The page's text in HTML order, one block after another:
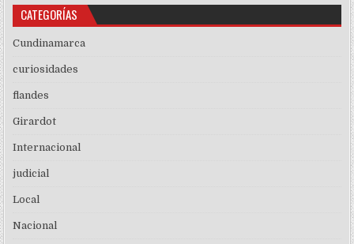
CATEGORÍAS
Cundinamarca
curiosidades
flandes
Girardot
Internacional
judicial
Local
Nacional